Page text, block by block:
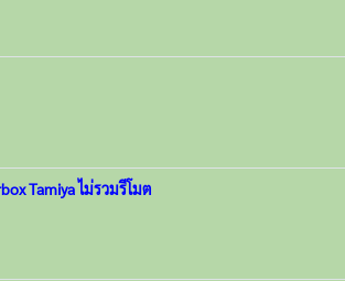
Tamiya ไม่รวมรีโมต